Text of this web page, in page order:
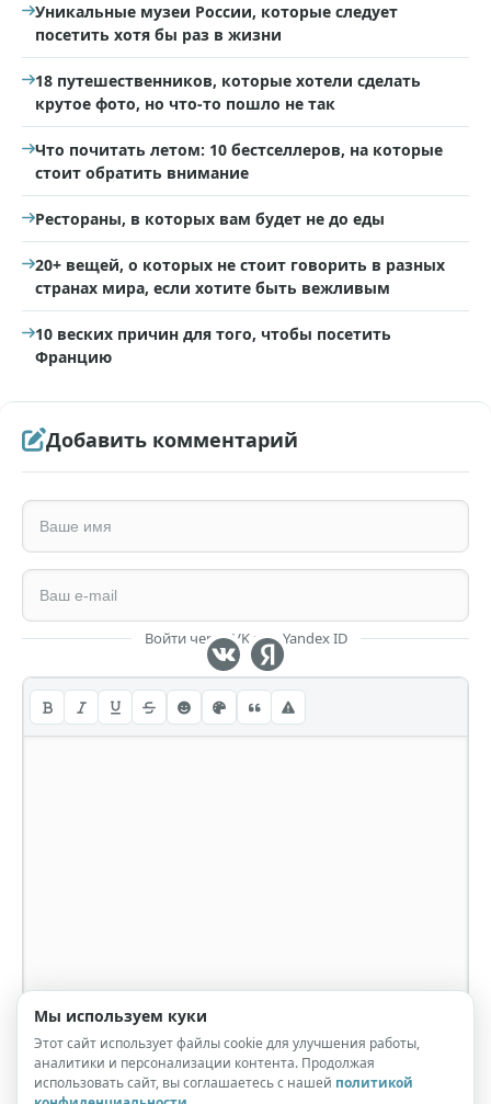
Уникальные музеи России, которые следует
посетить хотя бы раз в жизни
18 путешественников, которые хотели сделать
крутое фото, но что-то пошло не так
Что почитать летом: 10 бестселлеров, на которые
стоит обратить внимание
Рестораны, в которых вам будет не до еды
20+ вещей, о которых не стоит говорить в разных
странах мира, если хотите быть вежливым
10 веских причин для того, чтобы посетить
Францию
Добавить комментарий
Войти через VK или Yandex ID
Мы используем куки
Этот сайт использует файлы cookie для улучшения работы,
аналитики и персонализации контента. Продолжая
использовать сайт, вы соглашаетесь с нашей политикой